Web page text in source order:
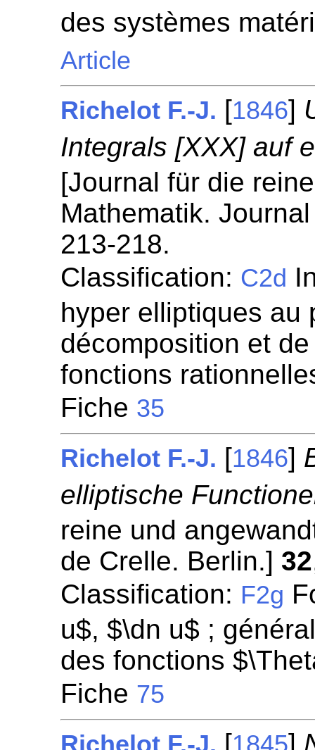
des systèmes
Article
Richelot F.-J. [1846]
Integrals [XXX] auf
[Journal für die
Mathematik.
213-218.
Classification: C2d
hyper elliptiques au
décomposition et
fonctions
Fiche 35
Richelot F.-J. [1846]
elliptische
reine und
de Crelle. Berlin.] 32
Classification: F2g
u$, $\dn u$ ;
des fonctions
Fiche 75
Richelot F.-J. [1845]